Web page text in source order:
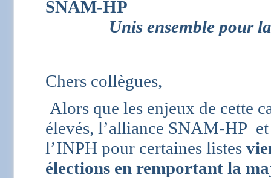
SNAM-HP
Unis ensemble pour la
Chers collègues,
Alors que les enjeux de cette
élevés, l’alliance SNAM-HP
l’INPH pour certaines listes
élections en remportant la